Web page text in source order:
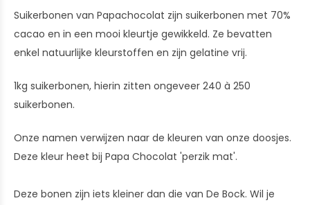
Suikerbonen van Papachocolat zijn suikerbonen met 70%
cacao en in een mooi kleurtje gewikkeld. Ze bevatten
enkel natuurlijke kleurstoffen en zijn gelatine vrij.
1kg suikerbonen, hierin zitten ongeveer 240 à 250
suikerbonen.
Onze namen verwijzen naar de kleuren van onze doosjes.
Deze kleur heet bij Papa Chocolat 'perzik mat'.
Deze bonen zijn iets kleiner dan die van De Bock. Wil je